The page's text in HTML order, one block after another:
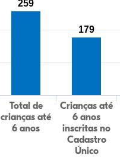
Total de
crianças até
6 anos
Crianças até
6 anos
inscritas no
Cadastro
Único
259
179